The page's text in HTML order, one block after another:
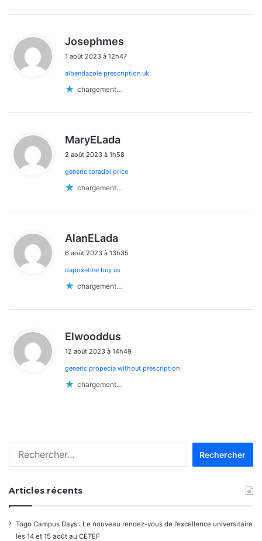
Josephmes
t
1 août 2023 à 12h47
albendazole prescription uk
chargement…
MaryELada
t
2 août 2023 à 1h58
generic toradol price
chargement…
AlanELada
t
6 août 2023 à 13h35
dapoxetine buy us
chargement…
Elwooddus
t
12 août 2023 à 14h49
generic propecia without prescription
chargement…
Articles récents
Togo Campus Days : Le nouveau rendez-vous de l’excellence universitaire
les 14 et 15 août au CETEF